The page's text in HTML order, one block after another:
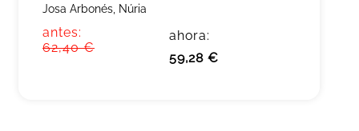
Josa Arbonés, Núria
antes:
62,40 €
ahora:
59,28 €